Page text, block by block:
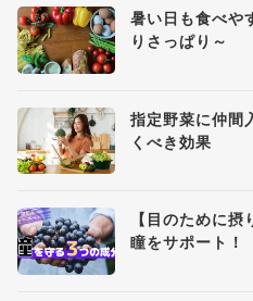
暑い日も食べや
りさっぱり～
指定野菜に仲間
くべき効果
【目のために
瞳をサポート！